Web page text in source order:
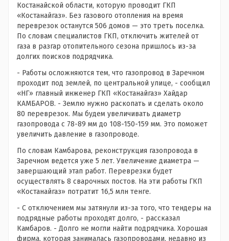
Костанайской области, которую проводит ГКП
«Костанайгаз». Без газового отопления на время
переврезок останутся 506 домов — это треть поселка.
По словам специалистов ГКП, отключить жителей от
газа в разгар отопительного сезона пришлось из-за
долгих поисков подрядчика.
- Работы осложняются тем, что газопровод в Заречном
проходит под землей, по центральной улице, - сообщил
«НГ» главный инженер ГКП «Костанайгаз» Хайдар
КАМБАРОВ. - Землю нужно раскопать и сделать около
80 переврезок. Мы будем увеличивать диаметр
газопровода с 78-89 мм до 108-150-159 мм. Это поможет
увеличить давление в газопроводе.
По словам Камбарова, реконструкция газопровода в
Заречном ведется уже 5 лет. Увеличение диаметра —
завершающий этап работ. Переврезки будет
осуществлять 8 сварочных постов. На эти работы ГКП
«Костанайгаз» потратит 16,5 млн тенге.
- С отключением мы затянули из-за того, что тендеры на
подрядные работы проходят долго, - рассказал
Камбаров. - Долго не могли найти подрядчика. Хорошая
фирма, которая занималась газопроводами, недавно из